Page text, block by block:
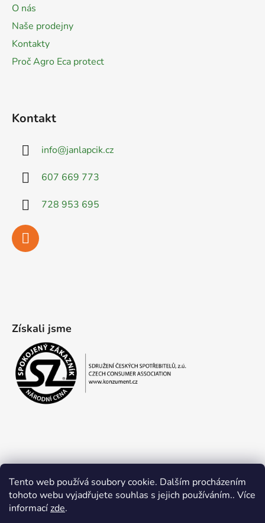
Tento web používá soubory cookie. Dalším procházením
tohoto webu vyjadřujete souhlas s jejich používáním.. Více
informacízde.
O nás
Naše prodejny
Kontakty
Proč Agro Eca protect
Kontakt
info@janlapcik.cz
607 669 773
728 953 695
Získali jsme